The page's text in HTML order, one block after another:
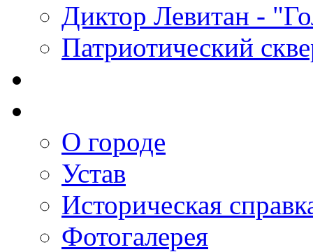
Диктор Левитан -
Патриотический
О городе
Устав
Историческая
Фотогалерея